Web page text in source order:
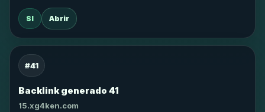
SI Abrir
#41
Backlink generado 41
15.xg4ken.com